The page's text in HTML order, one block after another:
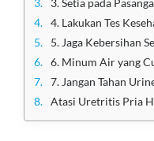
4. Lakukan Tes
5. Jaga Kebersihan
6. Minum Air yang
7. Jangan Tahan
Atasi Uretritis Pria Hingga